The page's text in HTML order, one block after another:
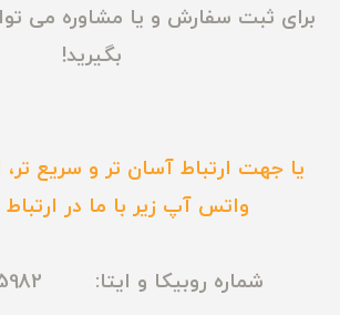
برای ثبت سفارش و یا مشاوره می
بگیرید!
یا جهت ارتباط آسان تر و سریع تر،
واتس آپ زیر با ما در ارتباط
شماره روبیکا و ایتا: 09165435982